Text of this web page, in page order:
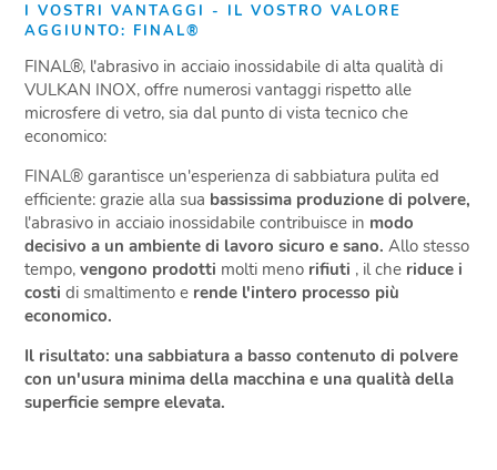
I VOSTRI VANTAGGI - IL VOSTRO VALORE
AGGIUNTO: FINAL®
FINAL®, l'abrasivo in acciaio inossidabile di alta qualità di
VULKAN INOX, offre numerosi vantaggi rispetto alle
microsfere di vetro, sia dal punto di vista tecnico che
economico:
FINAL® garantisce un'esperienza di sabbiatura pulita ed
efficiente: grazie alla sua bassissima produzione di polvere,
l'abrasivo in acciaio inossidabile contribuisce in modo
decisivo a un ambiente di lavoro sicuro e sano. Allo stesso
tempo,vengono prodotti molti meno rifiuti , il che riduce i
costi di smaltimento e rende l'intero processo più
economico.
Il risultato: una sabbiatura a basso contenuto di polvere
con un'usura minima della macchina e una qualità della
superficie sempre elevata.